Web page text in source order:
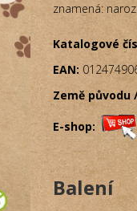
znamená:
Katalogové
EAN:
Země původu
E-shop:
Balení